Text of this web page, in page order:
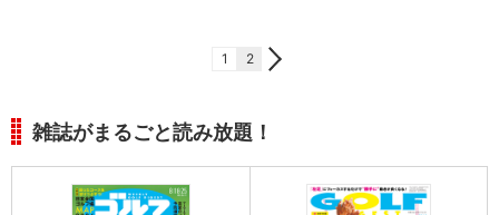
1 2
雑誌がまるごと読み放題！